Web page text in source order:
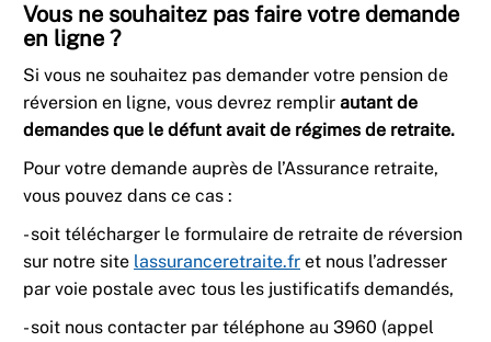
Vous ne souhaitez pas faire votre demande
en ligne ?
Si vous ne souhaitez pas demander votre pension de
réversion en ligne, vous devrez remplir autant de
demandes que le défunt avait de régimes de retraite.
Pour votre demande auprès de l’Assurance retraite,
vous pouvez dans ce cas :
- soit télécharger le formulaire de retraite de réversion
sur notre site lassuranceretraite.fr et nous l’adresser
par voie postale avec tous les justificatifs demandés,
- soit nous contacter par téléphone au 3960 (appel